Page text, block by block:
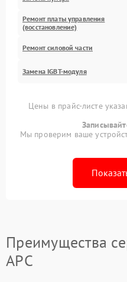
Ремонт платы управления
(восстановление)
Ремонт силовой части
Замена IGBT-модуля
Цены в прайс-листе
Мы проверим ваше
Преимущества
APC